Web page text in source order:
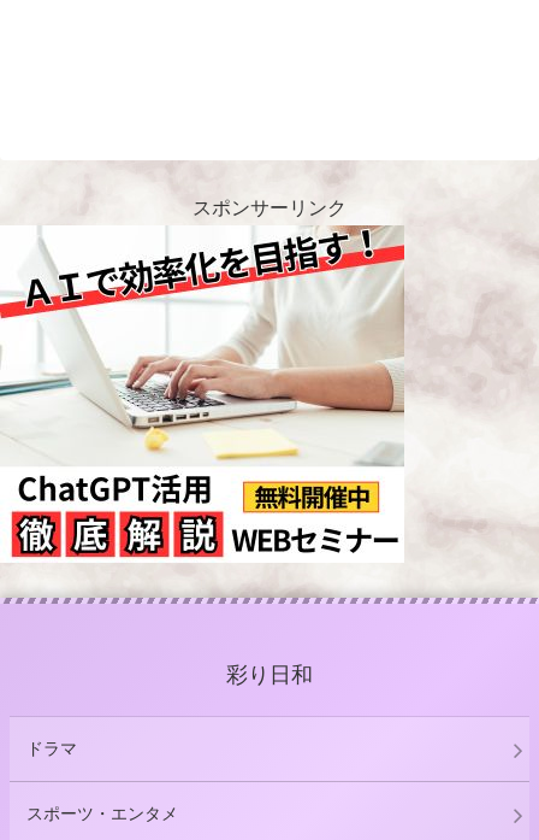
スポンサーリンク
彩り日和
ドラマ
スポーツ・エンタメ